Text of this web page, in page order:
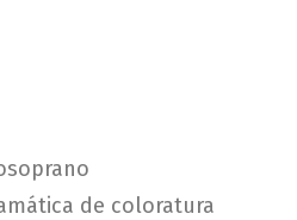
de coloratura